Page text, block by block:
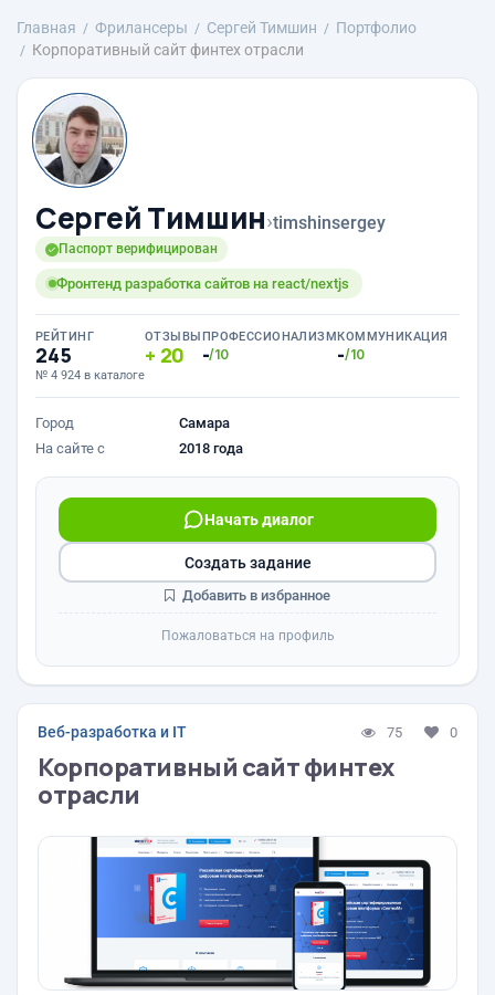
Главная Фрилансеры Сергей Тимшин
Портфолио
Корпоративный сайт финтех отрасли
Сергей Тимшин›timshinsergey
Паспорт верифицирован
Фронтенд разработка сайтов на react/nextjs
РЕЙТИНГ
245
№ 4 924 в каталоге
ОТЗЫВЫ
20
ПРОФЕССИОНАЛИЗМ
-/10
КОММУНИКАЦИЯ
-/10
Город
Самара
На сайте с
2018 года
Начать диалог
Создать задание
Добавить в избранное
Пожаловаться на профиль
Веб-разработка и IT 75 0
Корпоративный сайт финтех
отрасли